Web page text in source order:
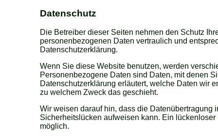
Datenschutz
Die Betreiber dieser Seiten nehmen den Schutz
personenbezogenen Daten vertraulich und
Datenschutzerklärung.
Wenn Sie diese Website benutzen, werden
Personenbezogene Daten sind Daten, mit denen
Datenschutzerklärung erläutert, welche Daten wir
zu welchem Zweck das geschieht.
Wir weisen darauf hin, dass die Datenübertragung
Sicherheitslücken aufweisen kann. Ein
möglich.